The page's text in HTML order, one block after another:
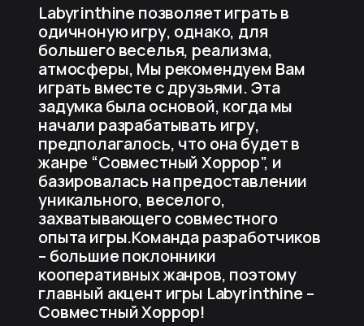
Labyrinthine позволяет играть в
одичноную игру, однако, для
большего веселья, реализма,
атмосферы, Мы рекомендуем Вам
играть вместе с друзьями. Эта
задумка была основой, когда мы
начали разрабатывать игру,
предполагалось, что она будет в
жанре “Совместный Хоррор”, и
базировалась на предоставлении
уникального, веселого,
захватывающего совместного
опыта игры.Команда разработчиков
– большие поклонники
кооперативных жанров, поэтому
главный акцент игры Labyrinthine –
Совместный Хоррор!